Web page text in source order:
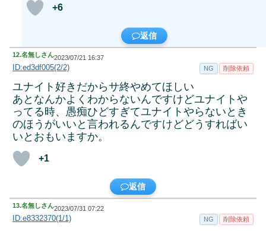
+6
返信
12.名無しさん2023/07/21 16:37
ID:ed3df005(2/2) NG 削除依頼
ユナイト好きだからサ終やめてほしい
あとなんかよくわからないんですけどユナイトや
ってる時、愚痴ひどすぎてユナイトやらないとき
のほうがいいと言われるんですけどどうすればい
いとおもいますか。
+1
返信
13.名無しさん2023/07/31 07:22
ID:e8332370(1/1) NG 削除依頼